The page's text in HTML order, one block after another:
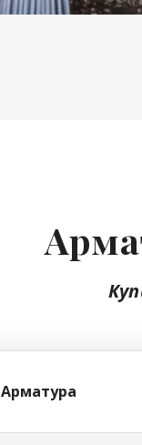
Арматура